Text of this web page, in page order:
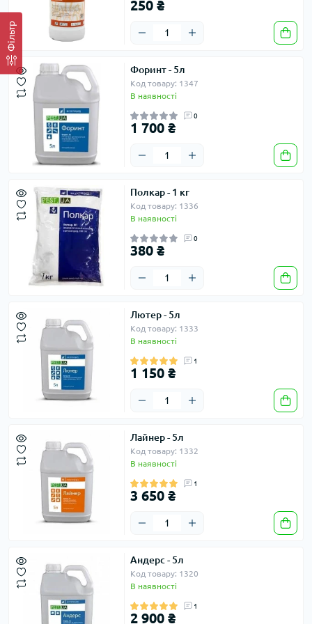
Фільтр
250 ₴
Форинт - 5л
Код товару: 1347
В наявності
0
1 700 ₴
Полкар - 1 кг
Код товару: 1336
В наявності
0
380 ₴
Лютер - 5л
Код товару: 1333
В наявності
1
1 150 ₴
Лайнер - 5л
Код товару: 1332
В наявності
1
3 650 ₴
Андерс - 5л
Код товару: 1320
В наявності
1
2 900 ₴